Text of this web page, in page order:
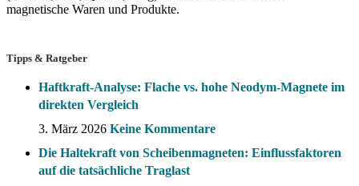
magnetische Waren und Produkte.
Tipps & Ratgeber
Haftkraft-Analyse: Flache vs. hohe Neodym-Magnete im
direkten Vergleich
3. März 2026 Keine Kommentare
Die Haltekraft von Scheibenmagneten: Einflussfaktoren
auf die tatsächliche Traglast